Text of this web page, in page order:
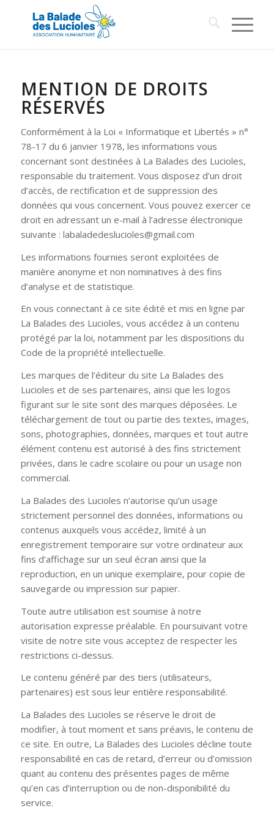
MENTION DE DROITS
RÉSERVÉS
Conformément à la Loi « Informatique et Libertés » n°
78-17 du 6 janvier 1978, les informations vous
concernant sont destinées à La Balades des Lucioles,
responsable du traitement. Vous disposez d’un droit
d’accès, de rectification et de suppression des
données qui vous concernent. Vous pouvez exercer ce
droit en adressant un e-mail à l’adresse électronique
suivante : labaladedeslucioles@gmail.com
Les informations fournies seront exploitées de
manière anonyme et non nominatives à des fins
d’analyse et de statistique.
En vous connectant à ce site édité et mis en ligne par
La Balades des Lucioles, vous accédez à un contenu
protégé par la loi, notamment par les dispositions du
Code de la propriété intellectuelle.
Les marques de l’éditeur du site La Balades des
Lucioles et de ses partenaires, ainsi que les logos
figurant sur le site sont des marques déposées. Le
téléchargement de tout ou partie des textes, images,
sons, photographies, données, marques et tout autre
élément contenu est autorisé à des fins strictement
privées, dans le cadre scolaire ou pour un usage non
commercial.
La Balades des Lucioles n’autorise qu’un usage
strictement personnel des données, informations ou
contenus auxquels vous accédez, limité à un
enregistrement temporaire sur votre ordinateur aux
fins d’affichage sur un seul écran ainsi que la
reproduction, en un unique exemplaire, pour copie de
sauvegarde ou impression sur papier.
Toute autre utilisation est soumise à notre
autorisation expresse préalable. En poursuivant votre
visite de notre site vous acceptez de respecter les
restrictions ci-dessus.
Le contenu généré par des tiers (utilisateurs,
partenaires) est sous leur entière responsabilité.
La Balades des Lucioles se réserve le droit de
modifier, à tout moment et sans préavis, le contenu de
ce site. En outre, La Balades des Lucioles décline toute
responsabilité en cas de retard, d’erreur ou d’omission
quant au contenu des présentes pages de même
qu’en cas d’interruption ou de non-disponibilité du
service.